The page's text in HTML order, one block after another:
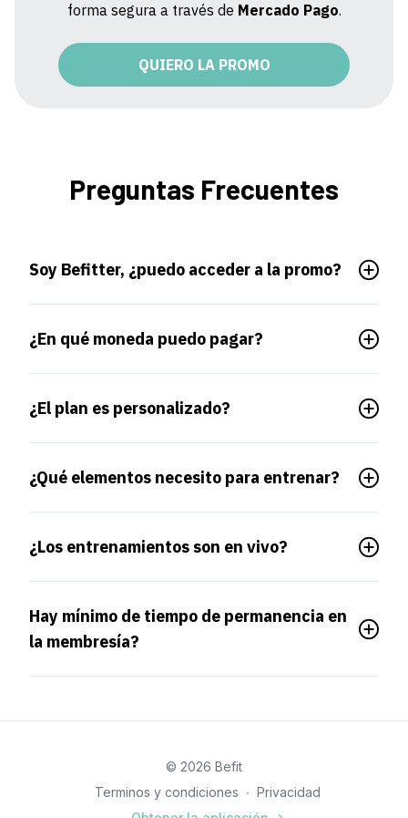
forma segura a través de Mercado Pago.
QUIERO LA PROMO
Preguntas Frecuentes
Soy Befitter, ¿puedo acceder a la promo?
¿En qué moneda puedo pagar?
¿El plan es personalizado?
¿Qué elementos necesito para entrenar?
¿Los entrenamientos son en vivo?
Hay mínimo de tiempo de permanencia en
la membresía?
© 2026 Befit
Terminos y condiciones ∙ Privacidad